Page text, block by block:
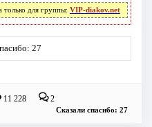
только для группы: VIP-diakov.net
27
11 228 2
Сказали спасибо: 27